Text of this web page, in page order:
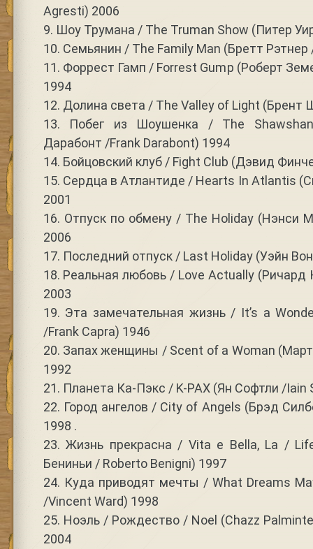
Agresti) 2006
9. Шоу Трумана / The Truman Show (Питер
10. Семьянин / The Family Man (Бретт
11. Форрест Гамп / Forrest Gump (Роберт
1994
12. Долина света / The Valley of Light (Брент
13. Побег из Шоушенка / The
Дарабонт /Frank Darabont) 1994
14. Бойцовский клуб / Fight Club (Дэвид
15. Сердца в Атлантиде / Hearts In Atlantis
2001
16. Отпуск по обмену / The Holiday (Нэнси
2006
17. Последний отпуск / Last Holiday (Уэйн
18. Реальная любовь / Love Actually (Ричард
2003
19. Эта замечательная жизнь / It’s a
/Frank Capra) 1946
20. Запах женщины / Scent of a Woman
1992
21. Планета Ка-Пэкс / K-PAX (Ян Софтли /Iain
22. Город ангелов / City of Angels (Брэд
1998 .
23. Жизнь прекрасна / Vita e Bella, La /
Бениньи / Roberto Benigni) 1997
24. Куда приводят мечты / What Dreams
/Vincent Ward) 1998
25. Ноэль / Рождество / Noel (Chazz
2004